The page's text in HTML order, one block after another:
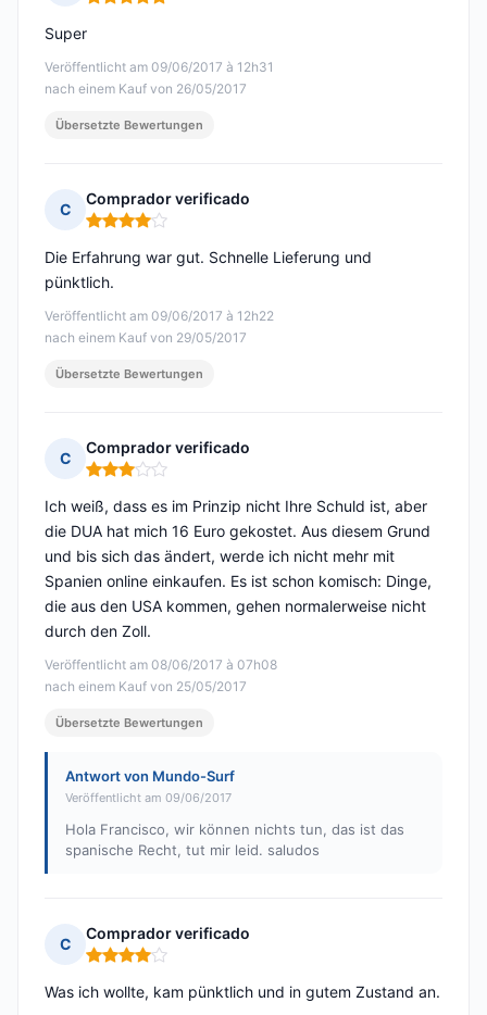
Hinweis: 5 von 5
Veröffentlicht am 09/06/2017 à 12h31
nach einem Kauf von 26/05/2017
Super
Übersetzte Bewertungen
C
Comprador verificado
Hinweis: 4 von 5
Veröffentlicht am 09/06/2017 à 12h22
nach einem Kauf von 29/05/2017
Die Erfahrung war gut. Schnelle Lieferung und
pünktlich.
Übersetzte Bewertungen
C
Comprador verificado
Hinweis: 3 von 5
Veröffentlicht am 08/06/2017 à 07h08
nach einem Kauf von 25/05/2017
Ich weiß, dass es im Prinzip nicht Ihre Schuld ist, aber
die DUA hat mich 16 Euro gekostet. Aus diesem Grund
und bis sich das ändert, werde ich nicht mehr mit
Spanien online einkaufen. Es ist schon komisch: Dinge,
die aus den USA kommen, gehen normalerweise nicht
durch den Zoll.
Übersetzte Bewertungen
Antwort von Mundo-Surf
Veröffentlicht am 09/06/2017
Hola Francisco, wir können nichts tun, das ist das
spanische Recht, tut mir leid. saludos
C
Comprador verificado
Hinweis: 4 von 5
Was ich wollte, kam pünktlich und in gutem Zustand an.